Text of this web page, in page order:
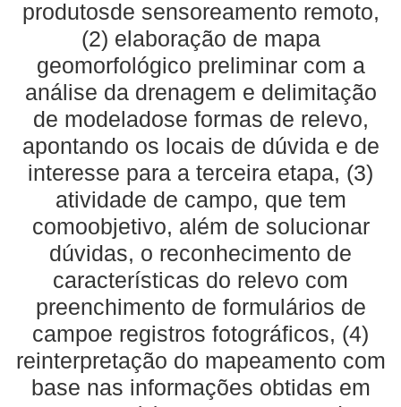
produtosde sensoreamento remoto,
(2) elaboração de mapa
geomorfológico preliminar com a
análise da drenagem e delimitação
de modeladose formas de relevo,
apontando os locais de dúvida e de
interesse para a terceira etapa, (3)
atividade de campo, que tem
comoobjetivo, além de solucionar
dúvidas, o reconhecimento de
características do relevo com
preenchimento de formulários de
campoe registros fotográficos, (4)
reinterpretação do mapeamento com
base nas informações obtidas em